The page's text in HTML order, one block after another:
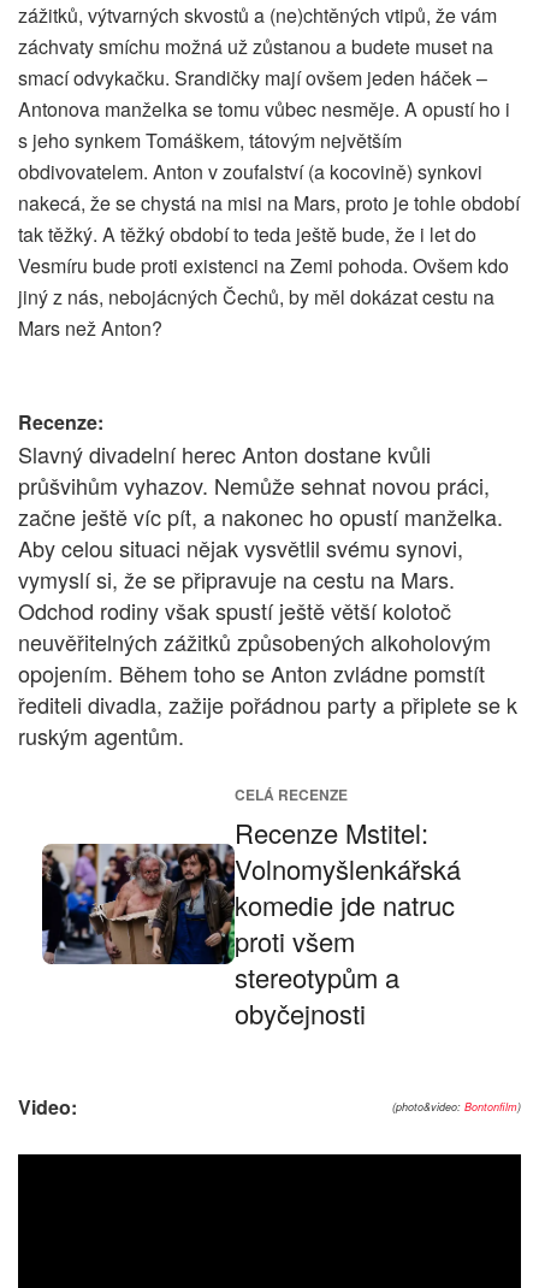
zážitků, výtvarných skvostů a (ne)chtěných vtipů, že vám
záchvaty smíchu možná už zůstanou a budete muset na
smací odvykačku. Srandičky mají ovšem jeden háček –
Antonova manželka se tomu vůbec nesměje. A opustí ho i
s jeho synkem Tomáškem, tátovým největším
obdivovatelem. Anton v zoufalství (a kocovině) synkovi
nakecá, že se chystá na misi na Mars, proto je tohle období
tak těžký. A těžký období to teda ještě bude, že i let do
Vesmíru bude proti existenci na Zemi pohoda. Ovšem kdo
jiný z nás, nebojácných Čechů, by měl dokázat cestu na
Mars než Anton?
Recenze:
Slavný divadelní herec Anton dostane kvůli
průšvihům vyhazov. Nemůže sehnat novou práci,
začne ještě víc pít, a nakonec ho opustí manželka.
Aby celou situaci nějak vysvětlil svému synovi,
vymyslí si, že se připravuje na cestu na Mars.
Odchod rodiny však spustí ještě větší kolotoč
neuvěřitelných zážitků způsobených alkoholovým
opojením. Během toho se Anton zvládne pomstít
řediteli divadla, zažije pořádnou party a připlete se k
ruským agentům.
CELÁ RECENZE
Recenze Mstitel:
Volnomyšlenkářská
komedie jde natruc
proti všem
stereotypům a
obyčejnosti
(photo&video: Bontonfilm)
Video: